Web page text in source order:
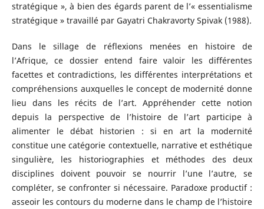
stratégique », à bien des égards parent de l’« essentialisme
stratégique » travaillé par Gayatri Chakravorty Spivak (1988).
Dans le sillage de réflexions menées en histoire de
l’Afrique, ce dossier entend faire valoir les différentes
facettes et contradictions, les différentes interprétations et
compréhensions auxquelles le concept de modernité donne
lieu dans les récits de l’art. Appréhender cette notion
depuis la perspective de l’histoire de l’art participe à
alimenter le débat historien : si en art la modernité
constitue une catégorie contextuelle, narrative et esthétique
singulière, les historiographies et méthodes des deux
disciplines doivent pouvoir se nourrir l’une l’autre, se
compléter, se confronter si nécessaire. Paradoxe productif :
asseoir les contours du moderne dans le champ de l’histoire